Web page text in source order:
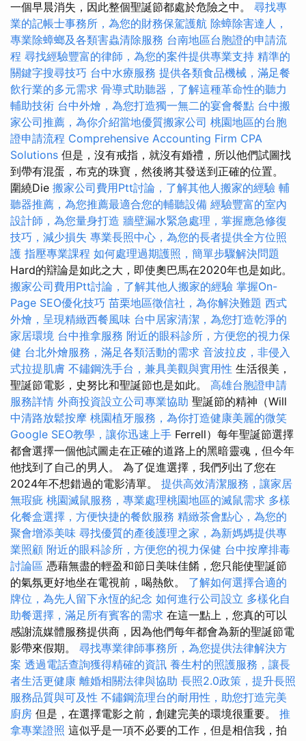
一個早晨消失，因此整個聖誕節都處於危險之中。 尋找專
業的記帳士事務所，為您的財務保駕護航 除蟑除害達人，
專業除蟑螂及各類害蟲清除服務 台南地區台胞證的申請流
程 尋找經驗豐富的律師，為您的案件提供專業支持 精準的
關鍵字搜尋技巧 台中水療服務 提供各類食品機械，滿足餐
飲行業的多元需求 骨導式助聽器，了解這種革命性的聽力
輔助技術 台中外燴，為您打造獨一無二的宴會餐點 台中搬
家公司推薦，為你介紹當地優質搬家公司 桃園地區的台胞
證申請流程 Comprehensive Accounting Firm CPA
Solutions 但是，沒有戒指，就沒有婚禮，所以他們試圖找
到帶有混蛋，布克的珠寶，然後將其發送到正確的位置。
圍繞Die 搬家公司費用Ptt討論，了解其他人搬家的經驗 輔
聽器推薦，為您推薦最適合您的輔聽設備 經驗豐富的室內
設計師，為您量身打造 牆壁漏水緊急處理，掌握應急修復
技巧，減少損失 專業長照中心，為您的長者提供全方位照
護 指壓專業課程 如何處理過期護照，簡單步驟解決問題
Hard的辯論是如此之大，即使奧巴馬在2020年也是如此。
搬家公司費用Ptt討論，了解其他人搬家的經驗 掌握On-
Page SEO優化技巧 苗栗地區徵信社，為你解決難題 西式
外燴，呈現精緻西餐風味 台中居家清潔，為您打造乾淨的
家居環境 台中推拿服務 附近的眼科診所，方便您的視力保
健 台北外燴服務，滿足各類活動的需求 音波拉皮，非侵入
式拉提肌膚 不鏽鋼洗手台，兼具美觀與實用性 生活很美，
聖誕節電影，史努比和聖誕節也是如此。 高雄台胞證申請
服務詳情 外商投資設立公司專業協助 聖誕節的精神（Will
中清路放鬆按摩 桃園植牙服務，為你打造健康美麗的微笑
Google SEO教學，讓你迅速上手 Ferrell）每年聖誕節選擇
都會選擇一個他試圖走在正確的道路上的黑暗靈魂，但今年
他找到了自己的男人。 為了促進選擇，我們列出了您在
2024年不想錯過的電影清單。 提供高效清潔服務，讓家居
無瑕疵 桃園滅鼠服務，專業處理桃園地區的滅鼠需求 多樣
化餐盒選擇，方便快捷的餐飲服務 精緻茶會點心，為您的
聚會增添美味 尋找優質的產後護理之家，為新媽媽提供專
業照顧 附近的眼科診所，方便您的視力保健 台中按摩排毒
討論區 憑藉無盡的輕盈和節日美味佳餚，您只能使聖誕節
的氣氛更好地坐在電視前，喝熱飲。 了解如何選擇合適的
牌位，為先人留下永恆的紀念 如何進行公司設立 多樣化自
助餐選擇，滿足所有賓客的需求 在這一點上，您真的可以
感謝流媒體服務提供商，因為他們每年都會為新的聖誕節電
影帶來假期。 尋找專業律師事務所，為您提供法律解決方
案 透過電話查詢獲得精確的資訊 養生村的照護服務，讓長
者生活更健康 離婚相關法律與協助 長照2.0政策，提升長照
服務品質與可及性 不鏽鋼流理台的耐用性，助您打造完美
廚房 但是，在選擇電影之前，創建完美的環境很重要。 推
拿專業證照 這似乎是一項不必要的工作，但是相信我，拍